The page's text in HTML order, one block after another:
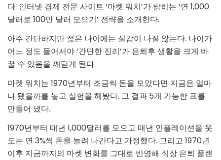
다. 인터넷 경제 전문 사이트 ‘마켓 워치’가 밝히는 ‘연 1,000
달러로 100만 달러 모으기’ 전략을 소개한다.
아주 간단하지만 젊은 나이에는 실감이 나질 않는다. 나이가
어느 정도 들어서야 ‘간단한 진리’가 은퇴후 생활을 크게 바
꿀 수 있음을 깨닫게 된다.
마켓 워치는 1970년부터 조금씩 돈을 모았다면 지금은 얼마
나 됐을까를 놓고 실험을 해봤다. 그 결과 5개 가능한 표를
만들어 냈다.
1970년부터 매년 1,000달러를 모으고 매년 인플레이션을 웃
도는 연 3%씩 돈을 늘려 나간다고 가정했다. 그리고 1970년
이후 지금까지의 마켓 변화를 그대로 반영해 직장 은퇴 플랜